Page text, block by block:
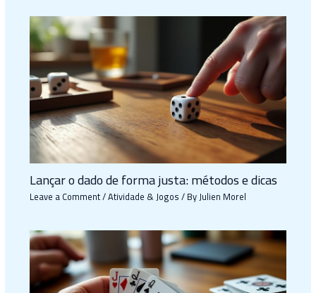
Lançar o dado de forma justa: métodos e dicas
Leave a Comment/Atividade & Jogos/ ByJulien Morel